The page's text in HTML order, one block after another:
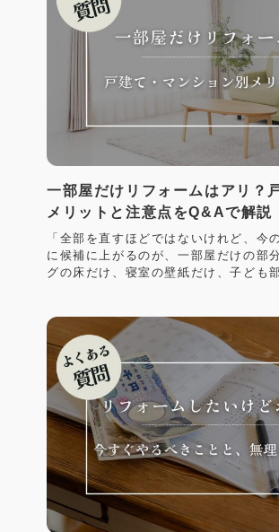
一部屋だけリフォームはアリ？
メリットと注意点をQ&Aで解説
「全部を直すほどではないけれど、今
に候補に上がるのが、一部屋だけの部
グの床だけ、寝室の壁紙だけ、子ども